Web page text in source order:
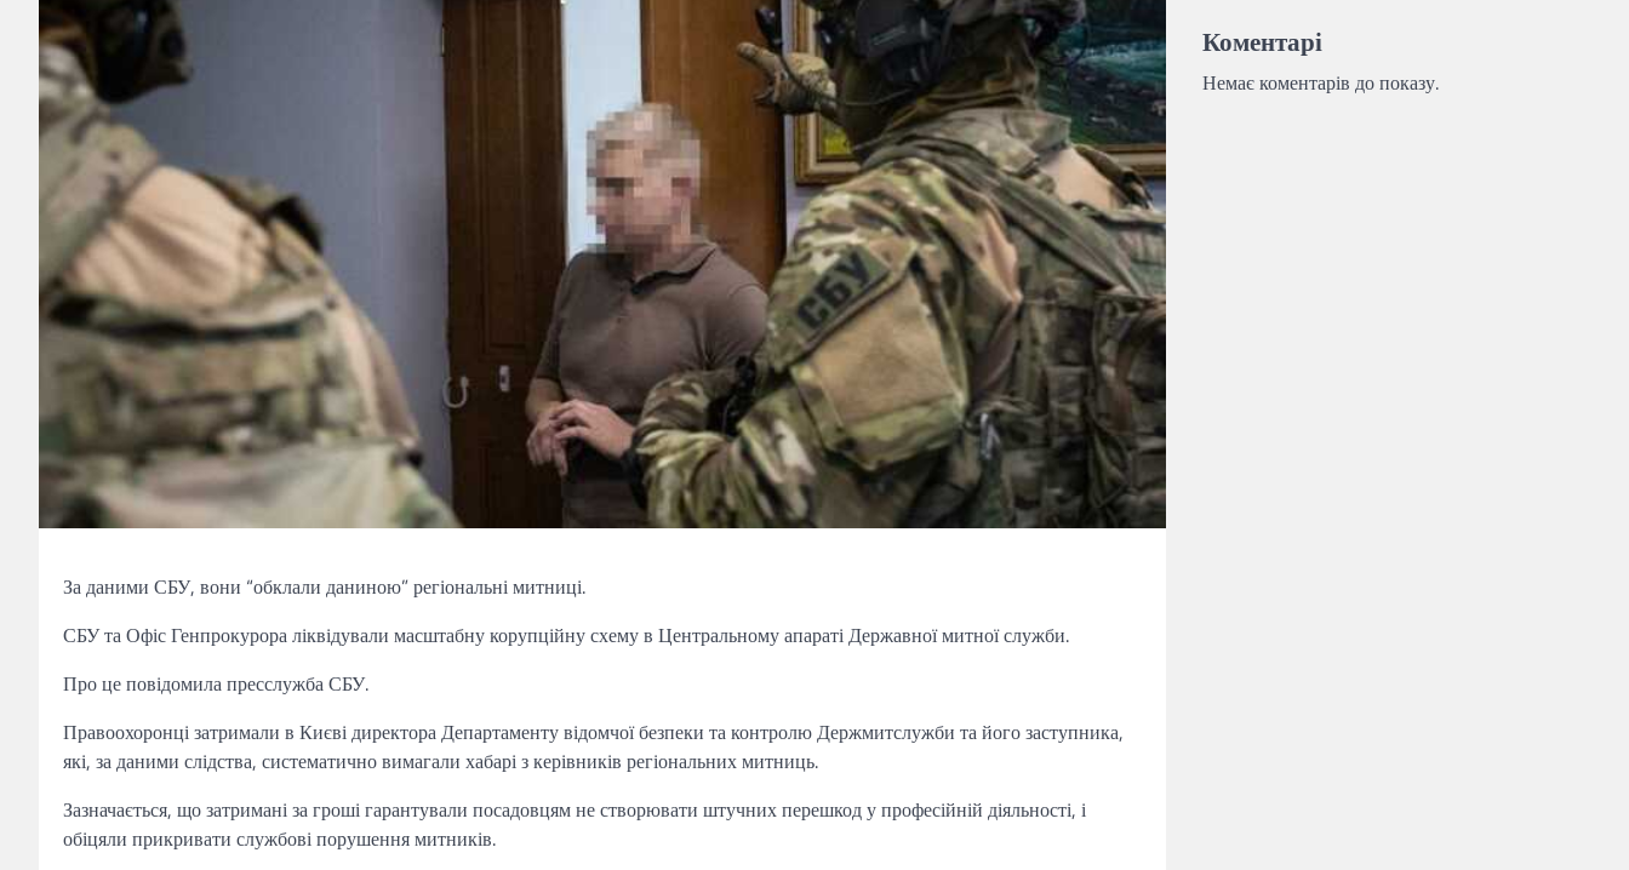
За даними СБУ, вони “обклали даниною” регіональні митниці.
СБУ та Офіс Генпрокурора ліквідували масштабну корупційну схему в Центральному апараті Державної митної служби.
Про це повідомила пресслужба СБУ.
Правоохоронці затримали в Києві директора Департаменту відомчої безпеки та контролю Держмитслужби та його заступника,
які, за даними слідства, систематично вимагали хабарі з керівників регіональних митниць.
Зазначається, що затримані за гроші гарантували посадовцям не створювати штучних перешкод у професійній діяльності, і
обіцяли прикривати службові порушення митників.
Коментарі
Немає коментарів до показу.